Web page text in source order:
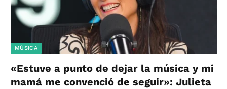
MÚSICA
«Estuve a punto de dejar la música y mi
mamá me convenció de seguir»: Julieta